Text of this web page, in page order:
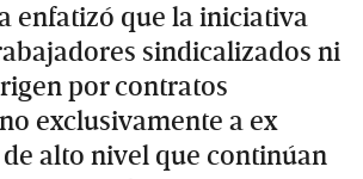
enfatizó que la iniciativa
sindicalizados ni
por contratos
exclusivamente a ex
alto nivel que continúan